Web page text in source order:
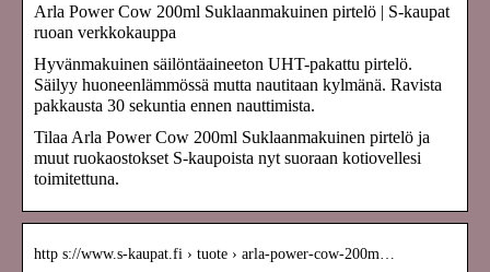
Arla Power Cow 200ml Suklaanmakuinen pirtelö | S-kaupat
ruoan verkkokauppa
Hyvänmakuinen säilöntäaineeton UHT-pakattu pirtelö.
Säilyy huoneenlämmössä mutta nautitaan kylmänä. Ravista
pakkausta 30 sekuntia ennen nauttimista.
Tilaa Arla Power Cow 200ml Suklaanmakuinen pirtelö ja
muut ruokaostokset S-kaupoista nyt suoraan kotiovellesi
toimitettuna.
http s://www.s-kaupat.fi › tuote › arla-power-cow-200m…